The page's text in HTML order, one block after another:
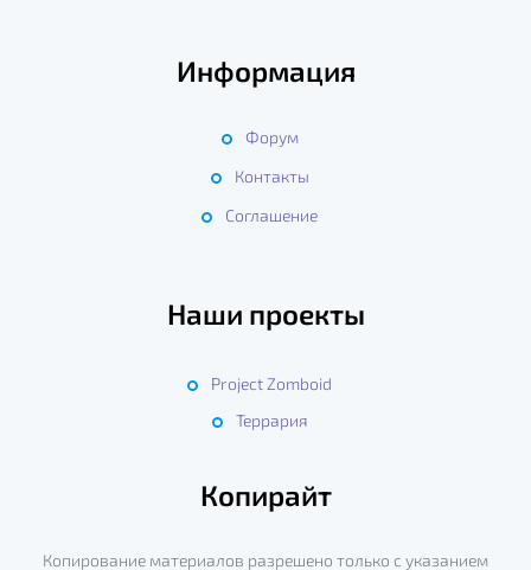
Информация
Форум
Контакты
Соглашение
Наши проекты
Project Zomboid
Террария
Копирайт
Копирование материалов разрешено только с указанием